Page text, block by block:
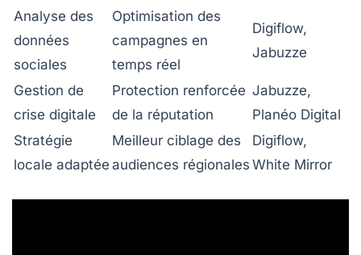
Analyse des
données
sociales
Optimisation des
campagnes en
temps réel
Digiflow,
Jabuzze
Gestion de
crise digitale
Protection renforcée
de la réputation
Jabuzze,
Planéo Digital
Stratégie
locale adaptée
Meilleur ciblage des
audiences régionales
Digiflow,
White Mirror